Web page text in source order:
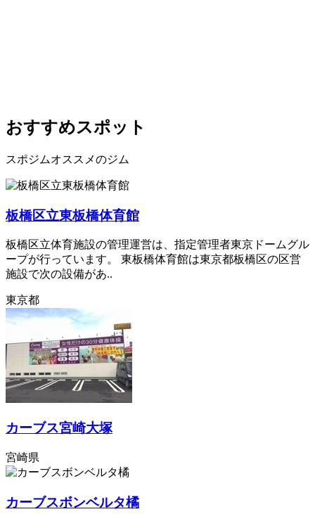
おすすめスポット
スポジムオススメのジム
板橋区立東板橋体育館
板橋区立体育施設の管理運営は、指定管理者東京ドームグル
ープが行っています。 東板橋体育館は東京都板橋区の区営
施設で次の設備があ..
東京都
カーブス宮崎大塚
宮崎県
カーブスボンベルタ橘